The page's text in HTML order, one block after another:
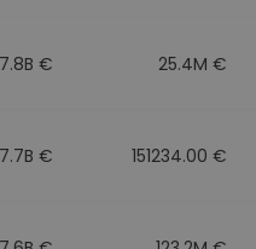
7.8B € 25.4M €
7.7B € 151234.00 €